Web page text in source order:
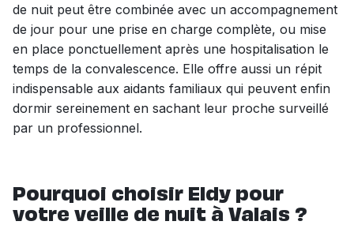
de nuit peut être combinée avec un accompagnement
de jour pour une prise en charge complète, ou mise
en place ponctuellement après une hospitalisation le
temps de la convalescence. Elle offre aussi un répit
indispensable aux aidants familiaux qui peuvent enfin
dormir sereinement en sachant leur proche surveillé
par un professionnel.
Pourquoi choisir Eldy pour
votre veille de nuit à Valais ?